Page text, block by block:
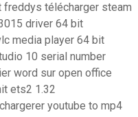
freddys télécharger steam
driver 64 bit
media player 64 bit
10 serial number
word sur open office
ets2 1.32
youtube to mp4